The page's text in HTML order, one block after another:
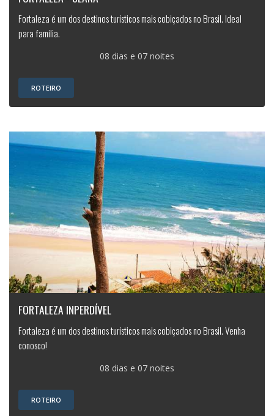
Fortaleza é um dos destinos turísticos mais cobiçados no Brasil. Ideal
para família.
08 dias e 07 noites
ROTEIRO
FORTALEZA INPERDÍVEL
Fortaleza é um dos destinos turísticos mais cobiçados no Brasil. Venha
conosco!
08 dias e 07 noites
ROTEIRO